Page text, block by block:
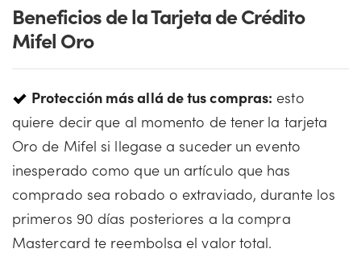
Beneficios de la Tarjeta de Crédito
Mifel Oro
Protección más allá de tus compras: esto
quiere decir que al momento de tener la tarjeta
Oro de Mifel si llegase a suceder un evento
inesperado como que un artículo que has
comprado sea robado o extraviado, durante los
primeros 90 días posteriores a la compra
Mastercard te reembolsa el valor total.